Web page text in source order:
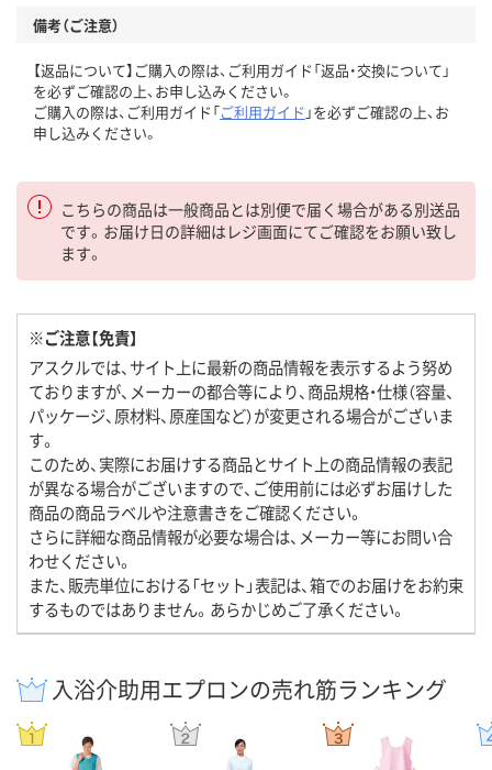
備考（ご注意）
【返品について】ご購入の際は、ご利用ガイド「返品・交換について」
を必ずご確認の上、お申し込みください。
ご購入の際は、ご利用ガイド「ご利用ガイド 」を必ずご確認の上、お
申し込みください。
こちらの商品は一般商品とは別便で届く場合がある別送品
です。お届け日の詳細はレジ画面にてご確認をお願い致し
ます。
※ご注意【免責】
アスクルでは、サイト上に最新の商品情報を表示するよう努め
ておりますが、メーカーの都合等により、商品規格・仕様（容量、
パッケージ、原材料、原産国など）が変更される場合がございま
す。
このため、実際にお届けする商品とサイト上の商品情報の表記
が異なる場合がございますので、ご使用前には必ずお届けした
商品の商品ラベルや注意書きをご確認ください。
さらに詳細な商品情報が必要な場合は、メーカー等にお問い合
わせください。
また、販売単位における「セット」表記は、箱でのお届けをお約束
するものではありません。あらかじめご了承ください。
入浴介助用エプロンの売れ筋ランキング